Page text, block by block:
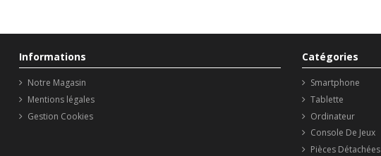
Informations
Notre Magasin
Mentions légales
Gestion Cookies
Catégories
Smartphone
Tablette
Ordinateur
Console De Jeux
Pièces Détachées